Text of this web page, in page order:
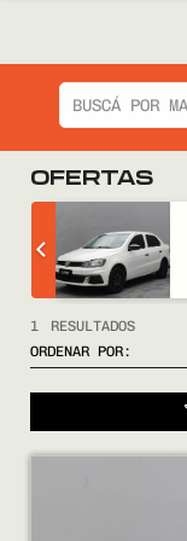
OFERTAS
1
RESULTADOS
ORDENAR POR: